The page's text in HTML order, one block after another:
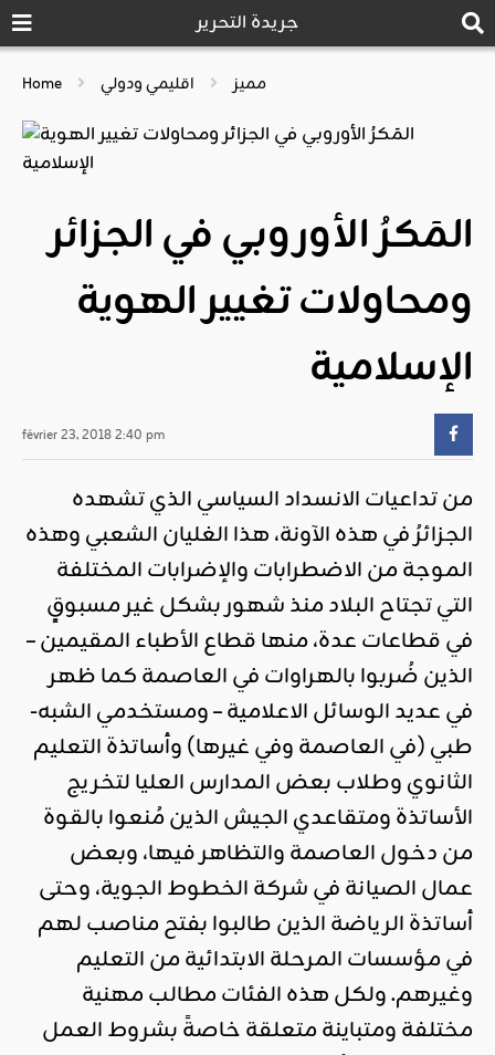
جريدة التحرير
Home مميز اقليمي ودولي
المَكرُ الأوروبي في الجزائر
ومحاولات تغيير الهوية
الإسلامية
février 23, 2018 2:40 pm
من تداعيات الانسداد السياسي الذي تشهده
الجزائرُ في هذه الآونة، هذا الغليان الشعبي وهذه
الموجة من الاضطرابات والإضرابات المختلفة
التي تجتاح البلاد منذ شهور بشكل غير مسبوقٍ
في قطاعات عدة، منها قطاع الأطباء المقيمين –
الذين ضُربوا بالهراوات في العاصمة كما ظهر
في عديد الوسائل الاعلامية – ومستخدمي الشبه-
طبي (في العاصمة وفي غيرها) وأساتذة التعليم
الثانوي وطلاب بعض المدارس العليا لتخريج
الأساتذة ومتقاعدي الجيش الذين مُنعوا بالقوة
من دخول العاصمة والتظاهر فيها، وبعض
عمال الصيانة في شركة الخطوط الجوية، وحتى
أساتذة الرياضة الذين طالبوا بفتح مناصب لهم
في مؤسسات المرحلة الابتدائية من التعليم
وغيرهم. ولكل هذه الفئات مطالب مهنية
مختلفة ومتباينة متعلقة خاصةً بشروط العمل